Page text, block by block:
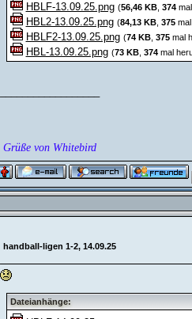
HBLF-13.09.25.png (56,46 KB, 374mal
HBL2-13.09.25.png (84,13 KB, 375mal
HBLF2-13.09.25.png (74 KB, 375mal
HBL-13.09.25.png (73 KB, 374mal
Grüße von Whitebird
handball-ligen 1-2, 14.09.25
Dateianhänge: